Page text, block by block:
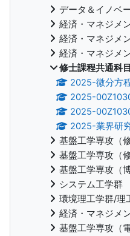
データ＆イノベ
経済・マネジメ
経済・マネジメ
経済・マネジメ
修士課程共通科目
2025-微分方
2025-
2025-
2025-業界研
基盤工学専攻（
基盤工学専攻（
基盤工学専攻（
システム工学群
環境理工学群/理
経済・マネジメ
基盤工学専攻（